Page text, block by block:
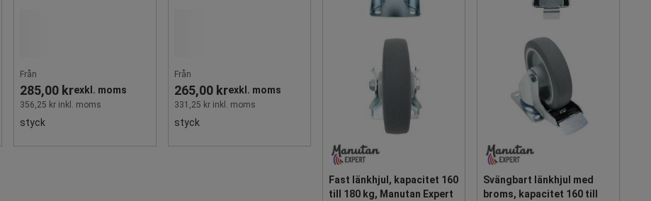
Från
285,00 krexkl. moms
356,25 kr inkl. moms
styck
Från
265,00 krexkl. moms
331,25 kr inkl. moms
styck
Fast länkhjul, kapacitet 160
till 180 kg, Manutan Expert
Svängbart länkhjul med
broms, kapacitet 160 till